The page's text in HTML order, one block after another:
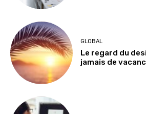
GLOBAL
Le regard du
jamais de